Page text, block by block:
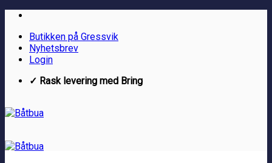
Skip
contentButikken på Gressvik
Nyhetsbrev
Login
✓ Rask levering med Bring